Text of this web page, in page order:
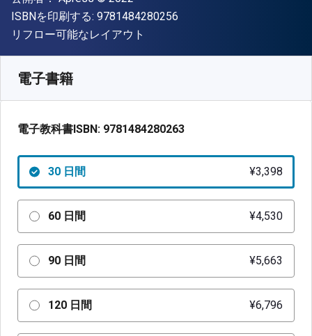
ISBNを印刷する: 9781484280256
形式
リフロー可能なレイアウト
電子書籍
電子教科書ISBN: 9781484280263
30 日間 ¥3,398
60 日間 ¥4,530
90 日間 ¥5,663
120 日間 ¥6,796